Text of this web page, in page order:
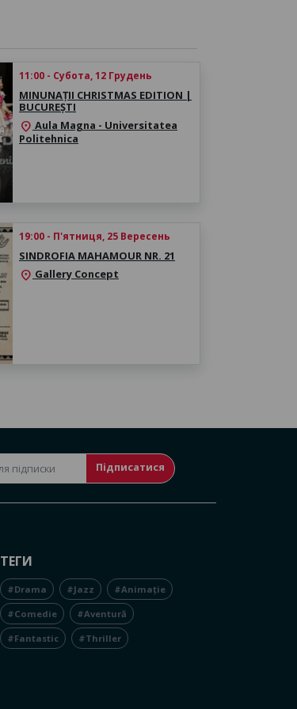
11:00 - Субота, 12 Грудень
MINUNAȚII CHRISTMAS EDITION |
BUCUREȘTI
location_on Aula Magna - Universitatea
Politehnica
19:00 - П'ятниця, 25 Вересень
SINDROFIA MAHAMOUR NR. 21
location_on Gallery Concept
Підписатися
ТЕГИ
#Drama #Jazz #Animație
#Comedie #Aventură
#Fantastic #Thriller